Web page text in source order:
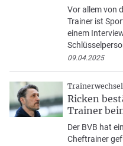
Vor allem von
Trainer ist
einem
09.04.2025
Ricken
Trainer
Der BVB hat
Cheftrainer